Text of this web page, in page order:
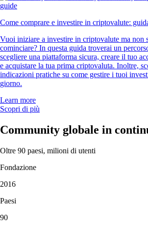
Come comprare e investire in criptovalute:
Vuoi iniziare a investire in criptovalute ma non
cominciare? In questa guida troverai un
scegliere una piattaforma sicura, creare il tuo
e acquistare la tua prima criptovaluta. Inoltre,
indicazioni pratiche su come gestire i tuoi
giorno.
Learn more
Scopri di più
Community globale in
Oltre 90 paesi, milioni di utenti
Fondazione
2016
Paesi
90